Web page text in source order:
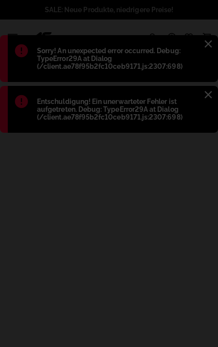
Błąd:
Sorry! An unexpected error occurred. Debug:
TypeError29A at Dialog
(/client.ae78f95b2fc10ceb9171.js:2307:698)
Błąd:
Entschuldigung! Ein unerwarteter Fehler ist
aufgetreten. Debug: TypeError29A at Dialog
(/client.ae78f95b2fc10ceb9171.js:2307:698)
SALE: Neue Produkte, niedrigere Preise!